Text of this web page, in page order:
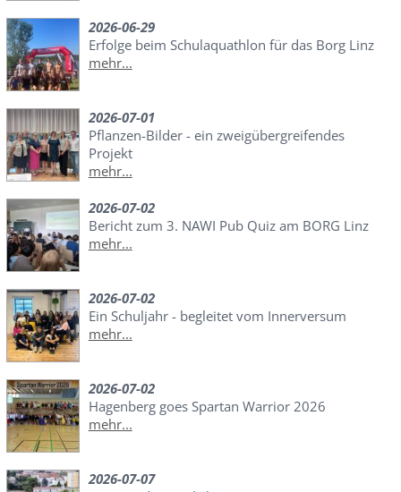
2026-06-29
Erfolge beim Schulaquathlon für das Borg Linz
mehr...
2026-07-01
Pflanzen-Bilder - ein zweigübergreifendes
Projekt
mehr...
2026-07-02
Bericht zum 3. NAWI Pub Quiz am BORG Linz
mehr...
2026-07-02
Ein Schuljahr - begleitet vom Innerversum
mehr...
2026-07-02
Hagenberg goes Spartan Warrior 2026
mehr...
2026-07-07